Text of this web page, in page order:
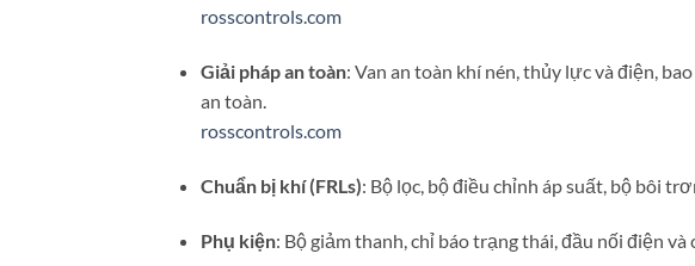
rosscontrols.com
Giải pháp an toàn: Van an toàn khí nén, thủy lực và điện,
an toàn.
rosscontrols.com
Chuẩn bị khí (FRLs): Bộ lọc, bộ điều chỉnh áp suất, bộ bôi
Phụ kiện: Bộ giảm thanh, chỉ báo trạng thái, đầu nối điện và